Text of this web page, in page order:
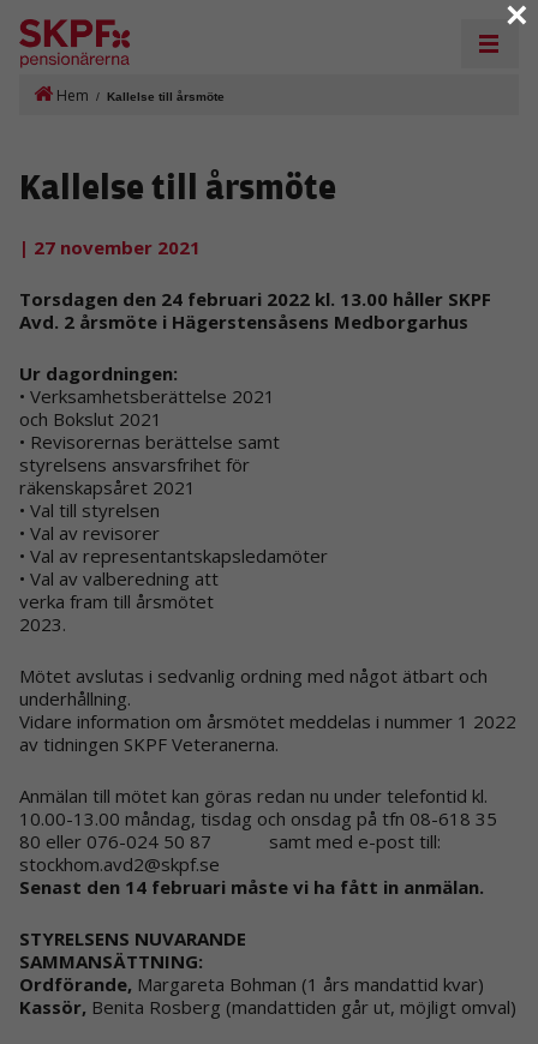
Hem / Kallelse till årsmöte
Kallelse till årsmöte
| 27 november 2021
Torsdagen den 24 februari 2022 kl. 13.00 håller SKPF
Avd. 2 årsmöte i Hägerstensåsens Medborgarhus
Ur dagordningen:
• Verksamhetsberättelse 2021
och Bokslut 2021
• Revisorernas berättelse samt
styrelsens ansvarsfrihet för
räkenskapsåret 2021
• Val till styrelsen
• Val av revisorer
• Val av representantskapsledamöter
• Val av valberedning att
verka fram till årsmötet
2023.
Mötet avslutas i sedvanlig ordning med något ätbart och
underhållning.
Vidare information om årsmötet meddelas i nummer 1 2022
av tidningen SKPF Veteranerna.
Anmälan till mötet kan göras redan nu under telefontid kl.
10.00-13.00 måndag, tisdag och onsdag på tfn 08-618 35
80 eller 076-024 50 87 samt med e-post till:
stockhom.avd2@skpf.se
Senast den 14 februari måste vi ha fått in anmälan.
STYRELSENS NUVARANDE
SAMMANSÄTTNING:
Ordförande, Margareta Bohman (1 års mandattid kvar)
Kassör, Benita Rosberg (mandattiden går ut, möjligt omval)
×